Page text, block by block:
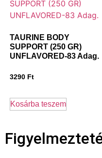
TAURINE BODY
SUPPORT (250 GR)
UNFLAVORED-83 Adag.
3290 Ft
Kosárba teszem